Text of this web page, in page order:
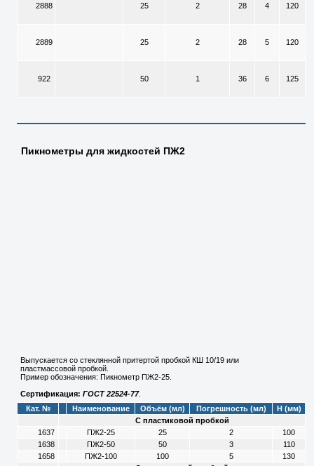
2888 25 2 28 4 120
2889 25 2 28 5 120
922 50 1 36 6 125
Пикнометры для жидкостей ПЖ2
Выпускается со стеклянной притертой пробкой КШ 10/19 или
пластмассовой пробкой.
Пример обозначения: Пикнометр ПЖ2-25.
Сертификация:ГОСТ 22524-77.
Кат. №
Наименование Объём (мл) Погрешность (мл)
H (мм)
С пластиковой пробкой
1637
ПЖ2-25 25 2
100
1638
ПЖ2-50 50 3
110
1658
ПЖ2-100 100 5
130